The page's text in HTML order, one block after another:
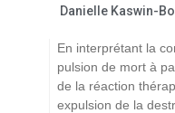
Danielle Kaswin-
En interprétant la
pulsion de mort à
de la réaction
expulsion de la